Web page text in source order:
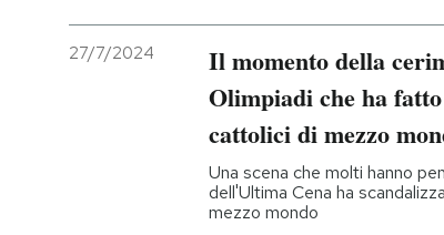
27/7/2024
Il momento della
Olimpiadi che ha
cattolici di mezzo
Una scena che molti hanno
dell'Ultima Cena ha
mezzo mondo